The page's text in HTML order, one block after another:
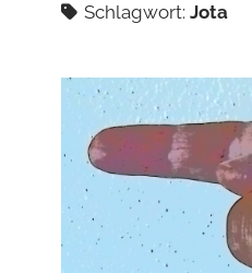
Schlagwort: Jota